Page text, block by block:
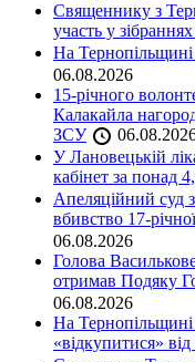
Священнику з
участь у
На
06.08.2026
15-річного
Калакайла
ЗСУ
У Лановецькій
кабінет за понад
Апеляційний суд
вбивство 17-
06.08.2026
Голова
отримав Подяку
06.08.2026
На Тернопільщині
«відкупитися» від